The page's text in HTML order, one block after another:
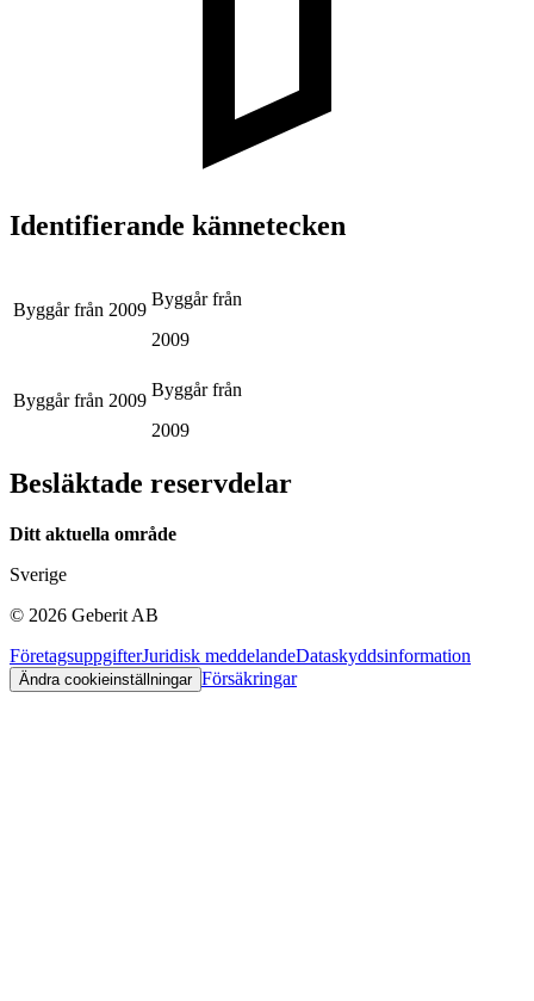
Identifierande kännetecken
Byggår från 2009
Byggår från
2009
Byggår från 2009
Byggår från
2009
Besläktade reservdelar
Ditt aktuella område
Sverige
© 2026 Geberit AB
FöretagsuppgifterJuridisk meddelandeDataskyddsinformation
Ändra cookieinställningar Försäkringar